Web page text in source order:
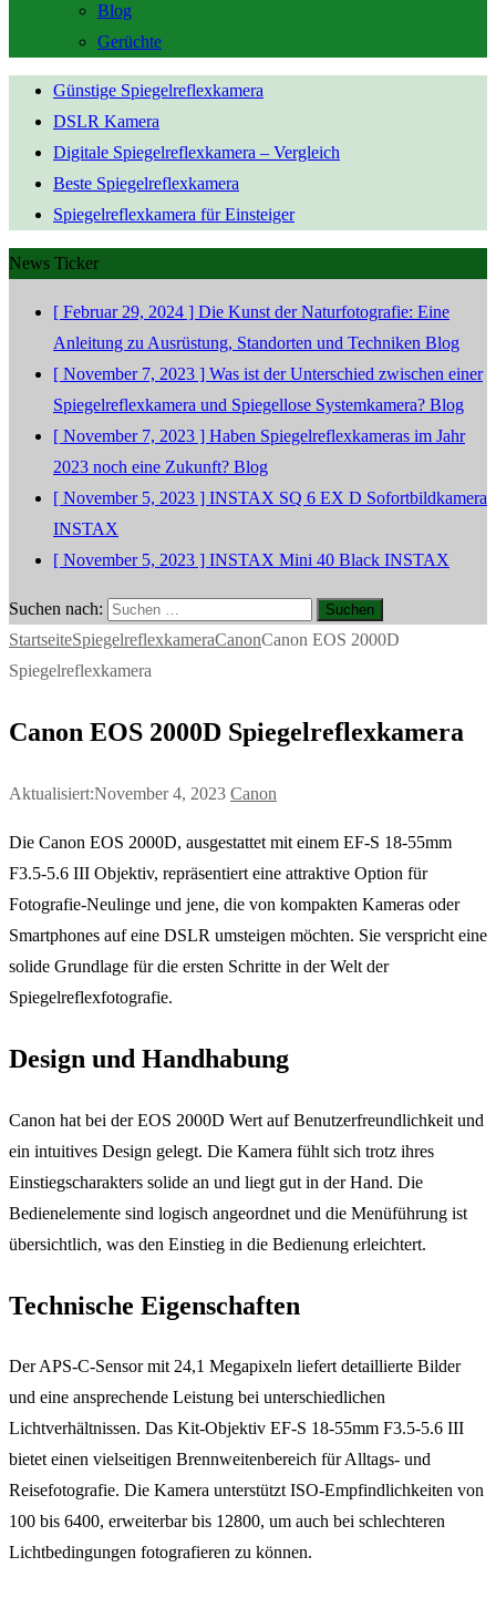
Blog
Gerüchte
Günstige Spiegelreflexkamera
DSLR Kamera
Digitale Spiegelreflexkamera – Vergleich
Beste Spiegelreflexkamera
Spiegelreflexkamera für Einsteiger
News Ticker
[ Februar 29, 2024 ] Die Kunst der Naturfotografie: Eine
Anleitung zu Ausrüstung, Standorten und Techniken Blog
[ November 7, 2023 ] Was ist der Unterschied zwischen einer
Spiegelreflexkamera und Spiegellose Systemkamera? Blog
[ November 7, 2023 ] Haben Spiegelreflexkameras im Jahr
2023 noch eine Zukunft? Blog
[ November 5, 2023 ] INSTAX SQ 6 EX D Sofortbildkamera
INSTAX
[ November 5, 2023 ] INSTAX Mini 40 Black INSTAX
Suchen nach:
StartseiteSpiegelreflexkameraCanonCanon EOS 2000D
Spiegelreflexkamera
Canon EOS 2000D Spiegelreflexkamera
Aktualisiert:November 4, 2023 Canon
Die Canon EOS 2000D, ausgestattet mit einem EF-S 18-55mm
F3.5-5.6 III Objektiv, repräsentiert eine attraktive Option für
Fotografie-Neulinge und jene, die von kompakten Kameras oder
Smartphones auf eine DSLR umsteigen möchten. Sie verspricht eine
solide Grundlage für die ersten Schritte in der Welt der
Spiegelreflexfotografie.
Design und Handhabung
Canon hat bei der EOS 2000D Wert auf Benutzerfreundlichkeit und
ein intuitives Design gelegt. Die Kamera fühlt sich trotz ihres
Einstiegscharakters solide an und liegt gut in der Hand. Die
Bedienelemente sind logisch angeordnet und die Menüführung ist
übersichtlich, was den Einstieg in die Bedienung erleichtert.
Technische Eigenschaften
Der APS-C-Sensor mit 24,1 Megapixeln liefert detaillierte Bilder
und eine ansprechende Leistung bei unterschiedlichen
Lichtverhältnissen. Das Kit-Objektiv EF-S 18-55mm F3.5-5.6 III
bietet einen vielseitigen Brennweitenbereich für Alltags- und
Reisefotografie. Die Kamera unterstützt ISO-Empfindlichkeiten von
100 bis 6400, erweiterbar bis 12800, um auch bei schlechteren
Lichtbedingungen fotografieren zu können.